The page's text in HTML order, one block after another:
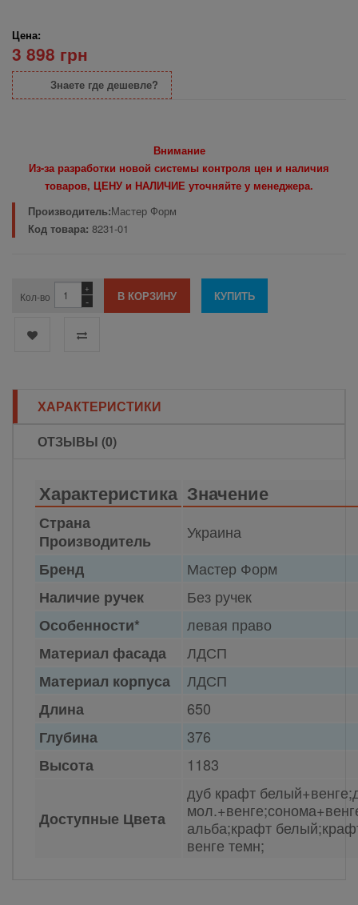
Цена:
3 898 грн
Знаете где дешевле?
Внимание
Из-за разработки новой системы контроля цен и наличия
товаров, ЦЕНУ и НАЛИЧИЕ уточняйте у менеджера.
Производитель:Мастер Форм
Код товара: 8231-01
Кол-во -
+
ХАРАКТЕРИСТИКИ
ОТЗЫВЫ (0)
Характеристика Значение
Страна
Производитель
Украина
Бренд
Мастер Форм
Наличие ручек
Без ручек
Особенности*
левая право
Материал фасада
ЛДСП
Материал корпуса
ЛДСП
Длина
650
Глубина
376
Высота
1183
Доступные Цвета
дуб крафт
альба;крафт
венге темн;